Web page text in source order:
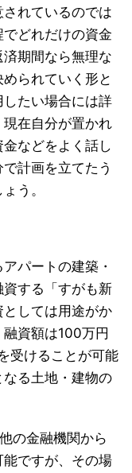
れているのでは
どれだけの資金
期間なら無理な
られていく形と
たい場合には詳
在自分が置かれ
などをよく話し
計画を立てたう
う。
パートの建築・
する「すがも新
しては用途がか
資額は100万円
受けることが可能
る土地・建物の
の金融機関から
ですが、その場